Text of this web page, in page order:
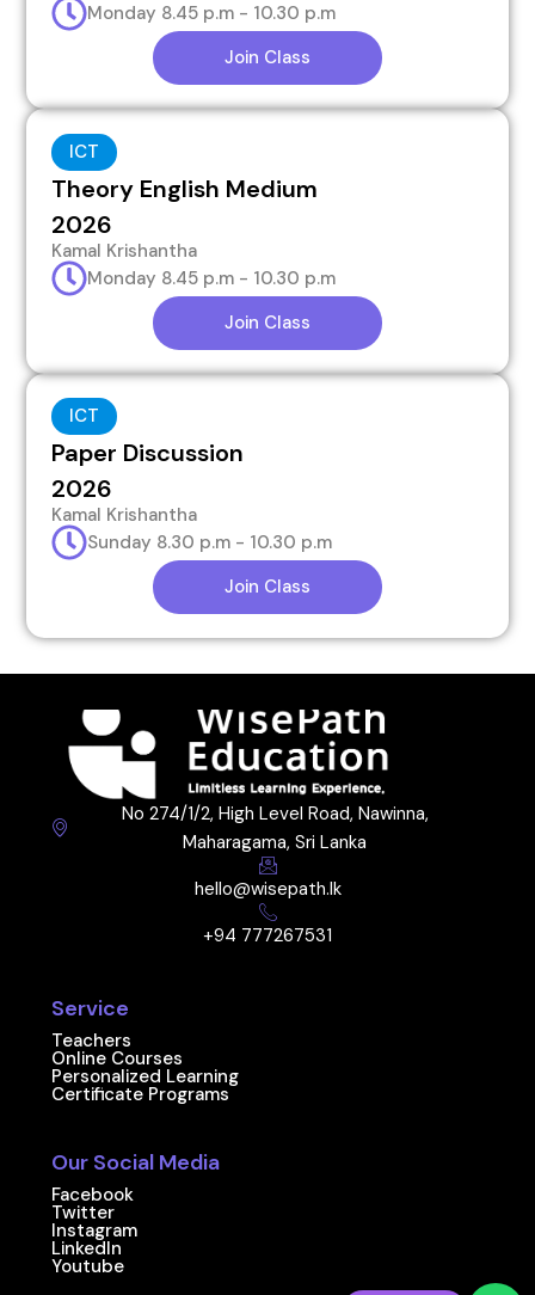
Monday 8.45 p.m - 10.30 p.m
Join Class
ICT
Theory English Medium
2026
Kamal Krishantha
Monday 8.45 p.m - 10.30 p.m
Join Class
ICT
Paper Discussion
2026
Kamal Krishantha
Sunday 8.30 p.m - 10.30 p.m
Join Class
No 274/1/2, High Level Road, Nawinna,
Maharagama, Sri Lanka
hello@wisepath.lk
+94 777267531
Service
Teachers
Online Courses
Personalized Learning
Certificate Programs
Our Social Media
Facebook
Twitter
Instagram
LinkedIn
Youtube